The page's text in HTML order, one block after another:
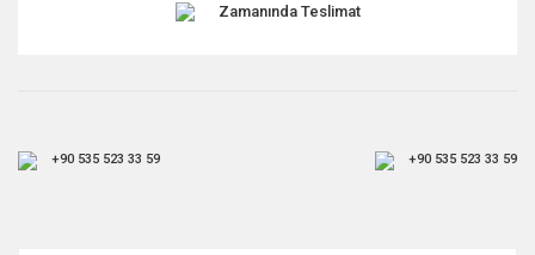
Zamanında Teslimat
+90 535 523 33 59 +90 535 523 33 59